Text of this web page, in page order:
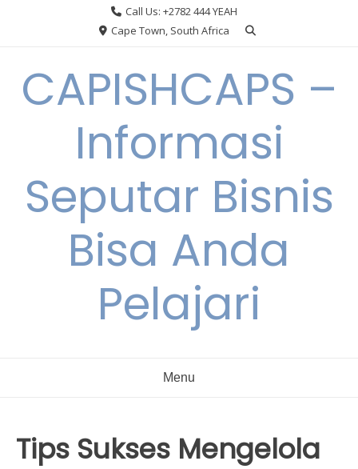
Call Us: +2782 444 YEAH
Cape Town, South Africa
CAPISHCAPS –
Informasi
Seputar Bisnis
Bisa Anda
Pelajari
Menu
Tips Sukses Mengelola